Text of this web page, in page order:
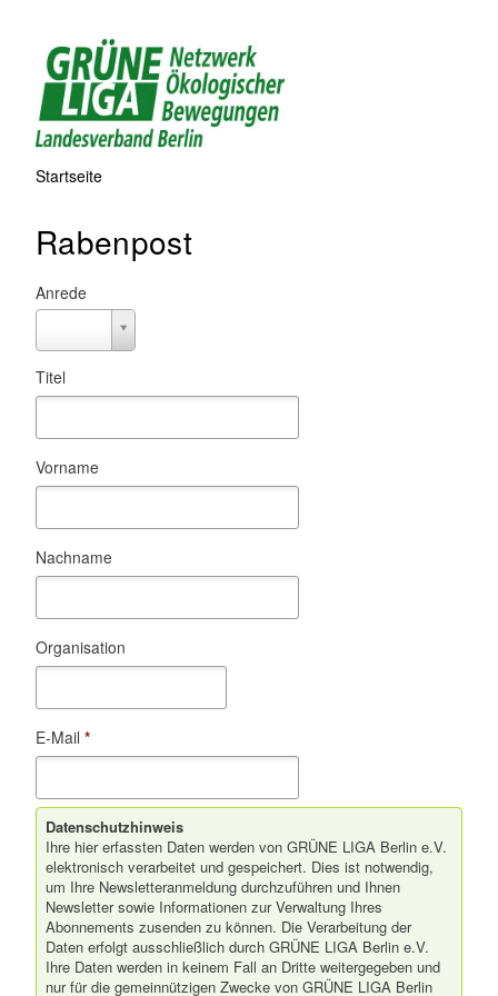
Startseite
Rabenpost
Anrede
Anrede
Titel
Vorname
Nachname
Organisation
E-Mail *
Datenschutzhinweis
Ihre hier erfassten Daten werden von GRÜNE LIGA Berlin e.V.
elektronisch verarbeitet und gespeichert. Dies ist notwendig,
um Ihre Newsletteranmeldung durchzuführen und Ihnen
Newsletter sowie Informationen zur Verwaltung Ihres
Abonnements zusenden zu können. Die Verarbeitung der
Daten erfolgt ausschließlich durch GRÜNE LIGA Berlin e.V.
Ihre Daten werden in keinem Fall an Dritte weitergegeben und
nur für die gemeinnützigen Zwecke von GRÜNE LIGA Berlin